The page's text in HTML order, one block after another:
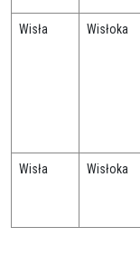
Wisła Wisłoka
Wisła Wisłoka